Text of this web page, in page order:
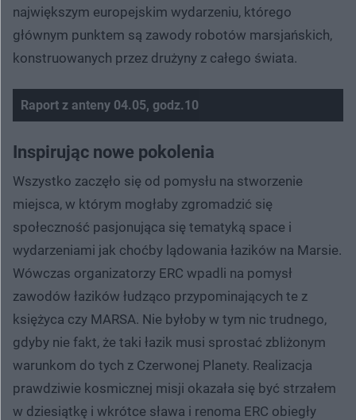
największym europejskim wydarzeniu, którego
głównym punktem są zawody robotów marsjańskich,
konstruowanych przez drużyny z całego świata.
Raport z anteny 04.05, godz.10
Spróbuj ponownie
Inspirując nowe pokolenia
Wszystko zaczęło się od pomysłu na stworzenie
miejsca, w którym mogłaby zgromadzić się
społeczność pasjonująca się tematyką space i
wydarzeniami jak choćby lądowania łazików na Marsie.
Wówczas organizatorzy ERC wpadli na pomysł
zawodów łazików łudząco przypominających te z
księżyca czy MARSA. Nie byłoby w tym nic trudnego,
gdyby nie fakt, że taki łazik musi sprostać zbliżonym
warunkom do tych z Czerwonej Planety. Realizacja
prawdziwie kosmicznej misji okazała się być strzałem
w dziesiątkę i wkrótce sława i renoma ERC obiegły